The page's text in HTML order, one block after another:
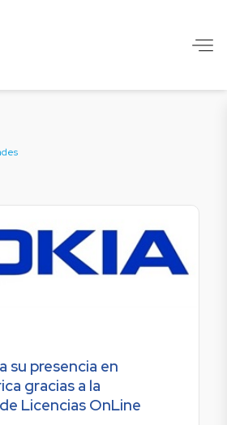
su presencia en
gracias a la
Licencias OnLine